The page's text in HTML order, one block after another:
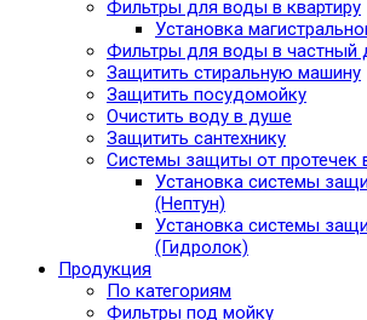
Фильтры для воды в квартиру
Установка
Фильтры для воды в частный
Защитить стиральную машину
Защитить посудомойку
Очистить воду в душе
Защитить сантехнику
Системы защиты от протечек
Установка системы
(Нептун)
Установка системы
(Гидролок)
Продукция
По категориям
Фильтры под мойку